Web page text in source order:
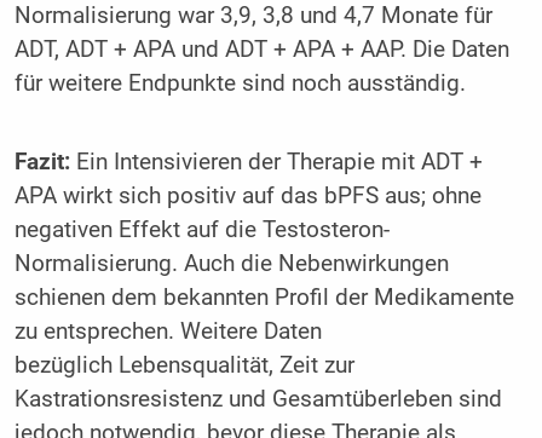
Normalisierung war 3,9, 3,8 und 4,7 Monate für
ADT, ADT + APA und ADT + APA + AAP. Die Daten
für weitere Endpunkte sind noch ausständig.
Fazit:Ein Intensivieren der Therapie mit ADT +
APA wirkt sich positiv auf das bPFS aus; ohne
negativen Effekt auf die Testosteron-
Normalisierung. Auch die Nebenwirkungen
schienen dem bekannten Profil der Medikamente
zu entsprechen. Weitere Daten
bezüglich Lebensqualität, Zeit zur
Kastrationsresistenz und Gesamtüberleben sind